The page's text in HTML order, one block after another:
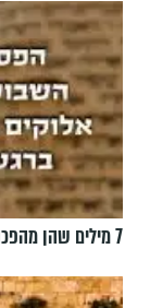
7 מילים שהן מהפכה